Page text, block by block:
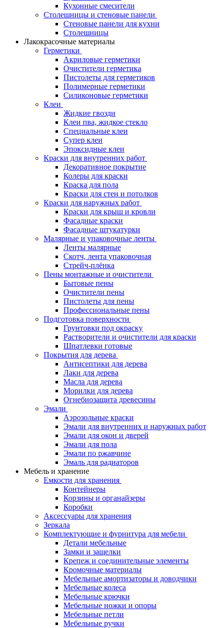
Кухонные смесители
Столешницы и стеновые панели
Стеновые панели для кухни
Столешницы
Лакокрасочные материалы
Герметики
Акриловые герметики
Очистители герметика
Пистолеты для герметиков
Полимерные герметики
Силиконовые герметики
Клеи
Жидкие гвозди
Клеи пва, жидкое стекло
Специальные клеи
Супер клеи
Эпоксидные клеи
Краски для внутренних работ
Декоративное покрытие
Колеры для краски
Краска для пола
Краски для стен и потолков
Краски для наружных работ
Краски для крыш и кровли
Фасадные краски
Фасадные штукатурки
Малярные и упаковочные ленты
Ленты малярные
Скотч, лента упаковочная
Стрейч-плёнка
Пены монтажные и очистители
Бытовые пены
Очистители пены
Пистолеты для пены
Профессиональные пены
Подготовка поверхности
Грунтовки под окраску
Растворители и очистители для краски
Шпатлевки готовые
Покрытия для дерева
Антисептики для дерева
Лаки для дерева
Масла для дерева
Морилки для дерева
Огнебиозащита древесины
Эмали
Аэрозольные краски
Эмали для внутренних и наружных работ
Эмали для окон и дверей
Эмали для пола
Эмали по ржавчине
Эмаль для радиаторов
Мебель и хранение
Емкости для хранения
Контейнеры
Корзины и органайзеры
Коробки
Аксессуары для хранения
Зеркала
Комплектующие и фурнитура для мебели
Детали мебельные
Замки и защелки
Крепеж и соединительные элементы
Кромочные материалы
Мебельные амортизаторы и доводчики
Мебельные колеса
Мебельные крючки
Мебельные ножки и опоры
Мебельные петли
Мебельные ручки